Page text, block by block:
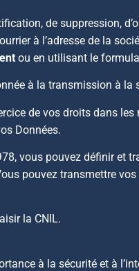
de suppression,
à l’adresse de la
ou en utilisant le
à la transmission à la
de vos droits dans
Données.
vous pouvez définir et
pouvez transmettre
la CNIL.
à la sécurité et à